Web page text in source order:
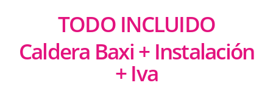
TODO INCLUIDO
Caldera Baxi + Instalación
+ Iva